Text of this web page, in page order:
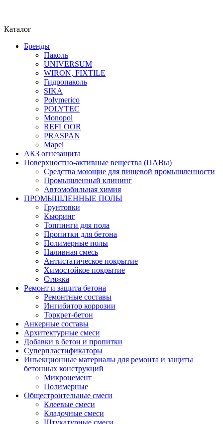
Каталог
Бренды
Паколь
UNIVERSUM
WIRON, FIXTILE
Гидропаколь
SIKA
Polymerico
POLYTEC
Monopol
REFLOOR
PRASPAN
Mapei
АКЗ огнезащита
Поверхностно-активные вещества (ПАВы)
Средства моющие для пищевой промышленности
Промышленный клининг
Автомобильная химия
ПРОМЫШЛЕННЫЕ ПОЛЫ
Грунтовки
Кьюринг
Топпинги для пола
Пропитки для бетона
Полимерные полы
Наливная смесь
Антистатическое покрытие
Химостойкое покрытие
Стяжка
Ремонт и защита бетона
Ремонтные составы
Ингибитор коррозии
Торкрет-бетон
Анкерные составы
Архитектурные смеси
Добавки в бетон и пропитки
Суперпластификаторы
Инъекционные материалы для ремонта и защиты
бетонных конструкций
Микроцемент
Полимерные
Общестроительные смеси
Клеевые смеси
Кладочные смеси
Штукатурные смеси